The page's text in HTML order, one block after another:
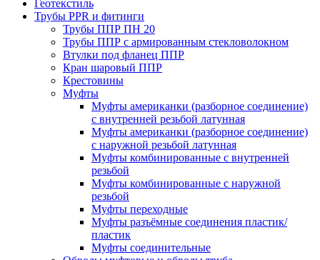
Геотекстиль
Трубы PPR и фитинги
Трубы ППР ПН 20
Трубы ППР с армированным стекловолокном
Втулки под фланец ППР
Кран шаровый ППР
Крестовины
Муфты
Муфты американки (разборное соединение)
с внутренней резьбой латунная
Муфты американки (разборное соединение)
с наружной резьбой латунная
Муфты комбинированные с внутренней
резьбой
Муфты комбинированные с наружной
резьбой
Муфты переходные
Муфты разъёмные соединения пластик/
пластик
Муфты соединительные